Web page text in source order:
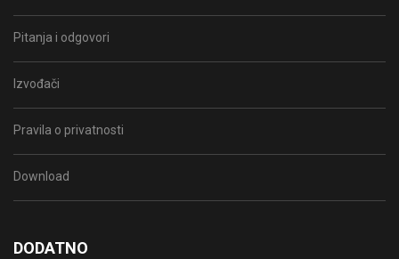
Pitanja i odgovori
Izvođači
Pravila o privatnosti
Download
DODATNO